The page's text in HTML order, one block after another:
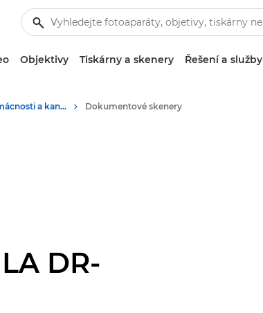
Objektivy Tiskárny a skenery Řešení a služby
Skenery do domácnosti a kanceláře Dokumentové skenery
DR-